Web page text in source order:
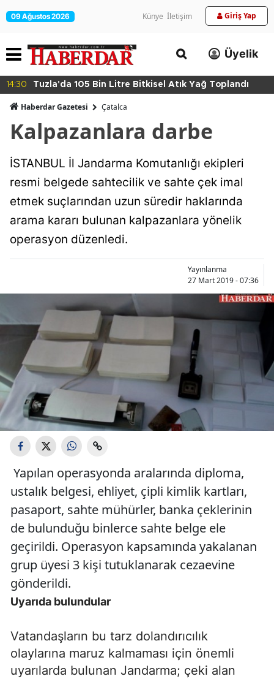
09 Ağustos 2026 Künye İletişim Giriş Yap
Üyelik
14:30 Tuzla'da 105 Bin Litre Bitkisel Atık Yağ Toplandı
Haberdar Gazetesi Çatalca
Kalpazanlara darbe
İSTANBUL İl Jandarma Komutanlığı ekipleri
resmi belgede sahtecilik ve sahte çek imal
etmek suçlarından uzun süredir haklarında
arama kararı bulunan kalpazanlara yönelik
operasyon düzenledi.
Yayınlanma
27 Mart 2019 - 07:36
Yapılan operasyonda aralarında diploma,
ustalık belgesi, ehliyet, çipli kimlik kartları,
pasaport, sahte mühürler, banka çeklerinin
de bulunduğu binlerce sahte belge ele
geçirildi. Operasyon kapsamında yakalanan
grup üyesi 3 kişi tutuklanarak cezaevine
gönderildi.
Uyarıda bulundular
Vatandaşların bu tarz dolandırıcılık
olaylarına maruz kalmaması için önemli
uyarılarda bulunan Jandarma; çeki alan